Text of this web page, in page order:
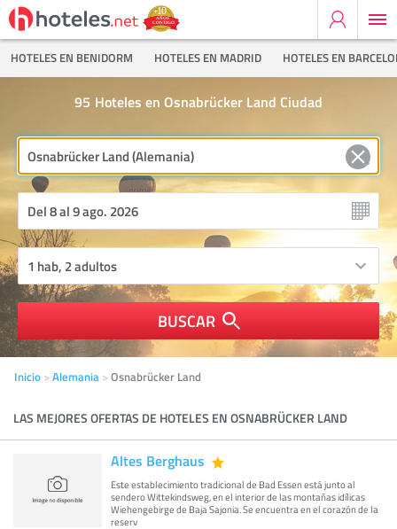
HOTELES EN BENIDORM HOTELES EN MADRID HOTELES EN
Hoteles en Osnabrücker Land Ciudad
95
BUSCAR
Inicio Alemania Osnabrücker Land
LAS MEJORES OFERTAS DE HOTELES EN OSNABRÜCKER LAND
Altes Berghaus
Este establecimiento tradicional de Bad Essen está junto al
sendero Wittekindsweg, en el interior de las montañas idílicas
Wiehengebirge de Baja Sajonia. Se encuentra en el corazón de la
reserv